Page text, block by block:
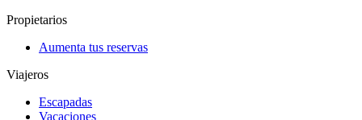
Propietarios
Aumenta tus reservas
Viajeros
Escapadas
Vacaciones